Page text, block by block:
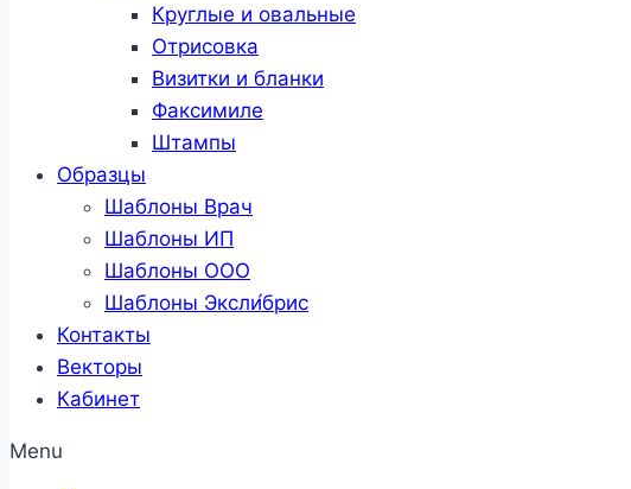
Круглые и овальные
Отрисовка
Визитки и бланки
Факсимиле
Штампы
Образцы
Шаблоны Врач
Шаблоны ИП
Шаблоны ООО
Шаблоны Эксли́брис
Контакты
Векторы
Кабинет
Menu